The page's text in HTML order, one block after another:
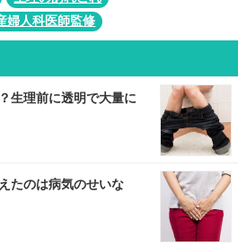
婦人科医師監修
生理前に透明で大量に
たのは病気のせいな